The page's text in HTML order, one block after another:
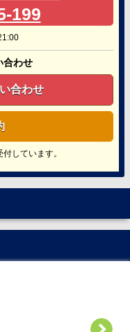
199
合わせ
合わせ
しています。